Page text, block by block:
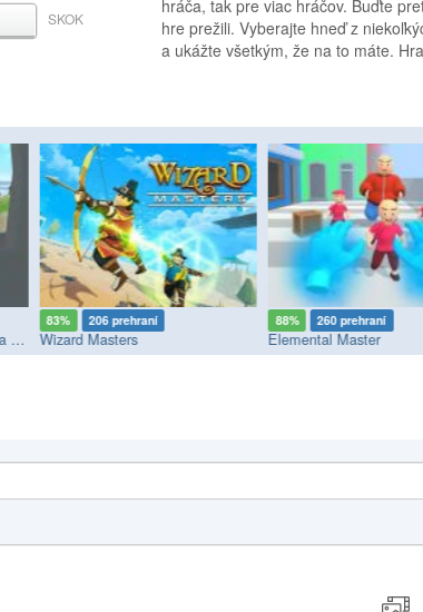
MEDZERNÍK
SKOK
hráča, tak pre viac hráčov. Buďte
hre prežili. Vyberajte hneď z
a ukážte všetkým, že na to máte.
War The Knights: Battle Arena Swords 3D
83% 206 prehraní
Wizard Masters
88% 260 prehraní
Elemental Master